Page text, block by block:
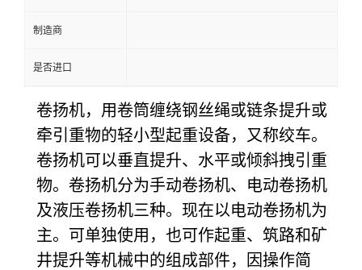
制造商
是否进口
卷扬机，用卷筒缠绕钢丝绳或链条提升或
牵引重物的轻小型起重设备，又称绞车。
卷扬机可以垂直提升、水平或倾斜拽引重
物。卷扬机分为手动卷扬机、电动卷扬机
及液压卷扬机三种。现在以电动卷扬机为
主。可单独使用，也可作起重、筑路和矿
井提升等机械中的组成部件，因操作简